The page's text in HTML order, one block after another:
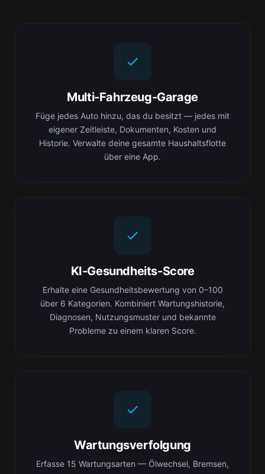
Multi-Fahrzeug-Garage
Füge jedes Auto hinzu, das du besitzt — jedes mit
eigener Zeitleiste, Dokumenten, Kosten und
Historie. Verwalte deine gesamte Haushaltsflotte
über eine App.
KI-Gesundheits-Score
Erhalte eine Gesundheitsbewertung von 0–100
über 6 Kategorien. Kombiniert Wartungshistorie,
Diagnosen, Nutzungsmuster und bekannte
Probleme zu einem klaren Score.
Wartungsverfolgung
Erfasse 15 Wartungsarten — Ölwechsel, Bremsen,